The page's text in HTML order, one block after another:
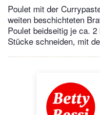
Poulet mit der
weiten beschichteten
Poulet beidseitig je ca.
Stücke schneiden, mit